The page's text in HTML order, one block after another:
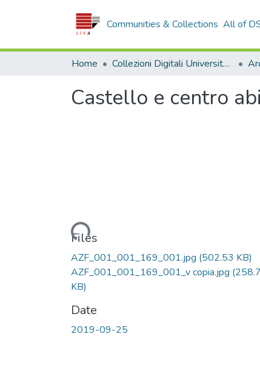
Communities & Collections All of
Home Collezioni Digitali Università della Calabria
Castello e centro
Loading...
Files
AZF_001_001_169_001.jpg (502.53 KB)
AZF_001_001_169_001_v copia.jpg
KB)
Date
2019-09-25